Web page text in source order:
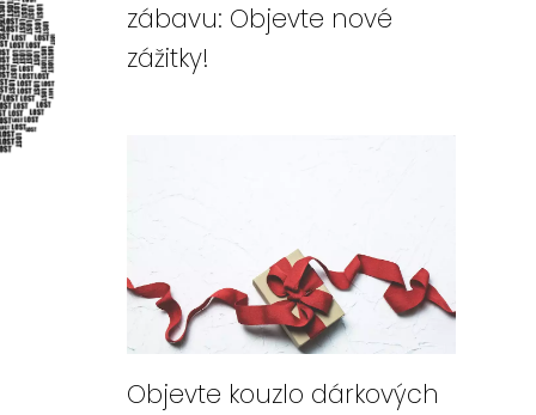
zábavu: Objevte nové
zážitky!
Objevte kouzlo dárkových